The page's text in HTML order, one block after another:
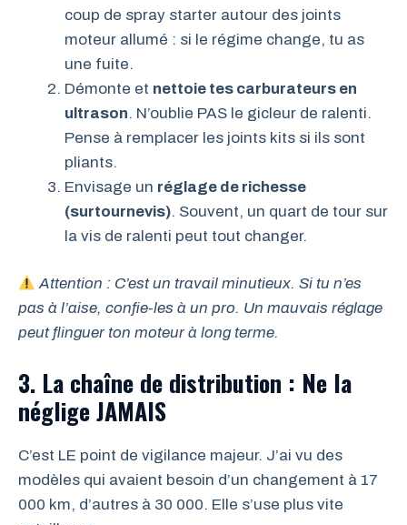
coup de spray starter autour des joints
moteur allumé : si le régime change, tu as
une fuite.
Démonte et nettoie tes carburateurs en
ultrason. N’oublie PAS le gicleur de ralenti.
Pense à remplacer les joints kits si ils sont
pliants.
Envisage un réglage de richesse
(surtournevis). Souvent, un quart de tour sur
la vis de ralenti peut tout changer.
Attention : C’est un travail minutieux. Si tu n’es
pas à l’aise, confie-les à un pro. Un mauvais réglage
peut flinguer ton moteur à long terme.
3. La chaîne de distribution : Ne la
néglige JAMAIS
C’est LE point de vigilance majeur. J’ai vu des
modèles qui avaient besoin d’un changement à 17
000 km, d’autres à 30 000. Elle s’use plus vite